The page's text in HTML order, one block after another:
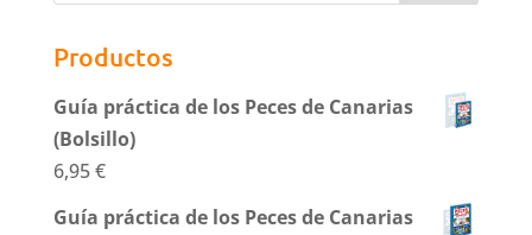
Productos
Guía práctica de los Peces de Canarias
(Bolsillo)
6,95€
Guía práctica de los Peces de Canarias